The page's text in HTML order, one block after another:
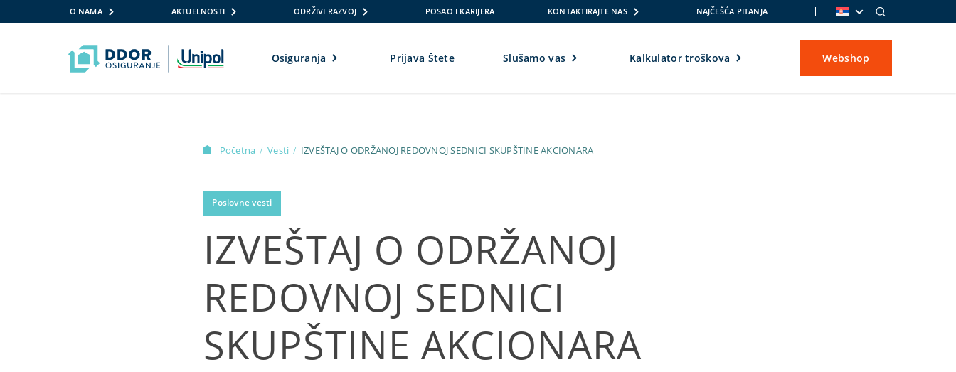
O NAMA AKTUELNOSTI ODRŽIVI RAZVOJ POSAO I KARIJERA KONTAKTIRAJTE NAS NAJČEŠĆA PITANJA
Osiguranja Prijava Štete Slušamo vas Kalkulator troškova Webshop
Početna / Vesti / IZVEŠTAJ O ODRŽANOJ REDOVNOJ SEDNICI SKUPŠTINE AKCIONARA
Poslovne vesti
IZVEŠTAJ O ODRŽANOJ
REDOVNOJ SEDNICI
SKUPŠTINE AKCIONARA